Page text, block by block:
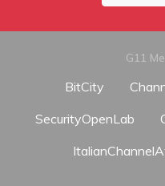
G11
BitCity
SecurityOpenLab